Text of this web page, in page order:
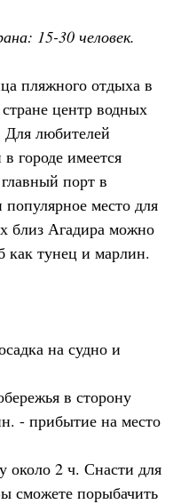
15-30 человек.
пляжного отдыха в
центр водных
Для любителей
городе имеется
порт в
место для
близ Агадира можно
как тунец и марлин.
на судно и
в сторону
- прибытие на место
около 2 ч. Снасти для
сможете порыбачить